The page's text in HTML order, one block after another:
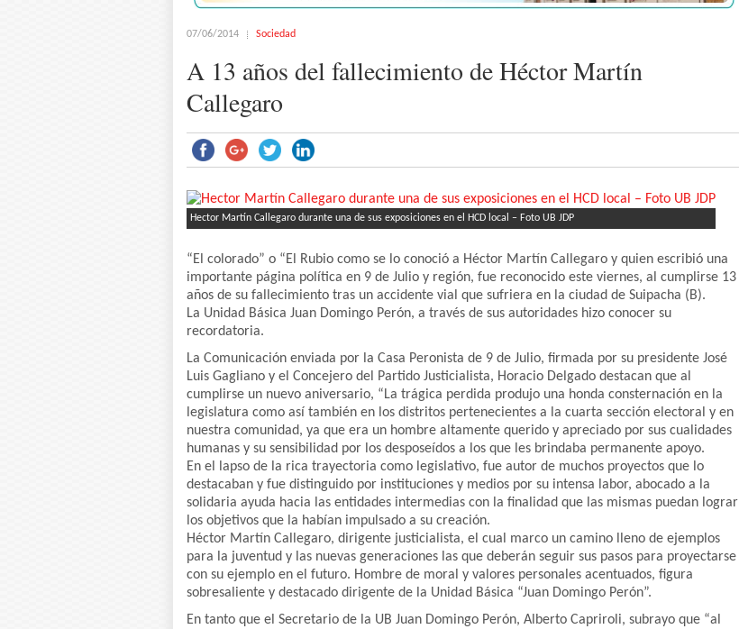
07/06/2014 Sociedad
A 13 años del fallecimiento de Héctor Martín
Callegaro
Hector Martín Callegaro durante una de sus exposiciones en el HCD local – Foto UB JDP
“El colorado” o “El Rubio como se lo conoció a Héctor Martín Callegaro y quien escribió una
importante página política en 9 de Julio y región, fue reconocido este viernes, al cumplirse 13
años de su fallecimiento tras un accidente vial que sufriera en la ciudad de Suipacha (B).
La Unidad Básica Juan Domingo Perón, a través de sus autoridades hizo conocer su
recordatoria.
La Comunicación enviada por la Casa Peronista de 9 de Julio, firmada por su presidente José
Luis Gagliano y el Concejero del Partido Justicialista, Horacio Delgado destacan que al
cumplirse un nuevo aniversario, “La trágica perdida produjo una honda consternación en la
legislatura como así también en los distritos pertenecientes a la cuarta sección electoral y en
nuestra comunidad, ya que era un hombre altamente querido y apreciado por sus cualidades
humanas y su sensibilidad por los desposeídos a los que les brindaba permanente apoyo.
En el lapso de la rica trayectoria como legislativo, fue autor de muchos proyectos que lo
destacaban y fue distinguido por instituciones y medios por su intensa labor, abocado a la
solidaria ayuda hacia las entidades intermedias con la finalidad que las mismas puedan lograr
los objetivos que la habían impulsado a su creación.
Héctor Martín Callegaro, dirigente justicialista, el cual marco un camino lleno de ejemplos
para la juventud y las nuevas generaciones las que deberán seguir sus pasos para proyectarse
con su ejemplo en el futuro. Hombre de moral y valores personales acentuados, figura
sobresaliente y destacado dirigente de la Unidad Básica “Juan Domingo Perón”.
En tanto que el Secretario de la UB Juan Domingo Perón, Alberto Capriroli, subrayo que “al